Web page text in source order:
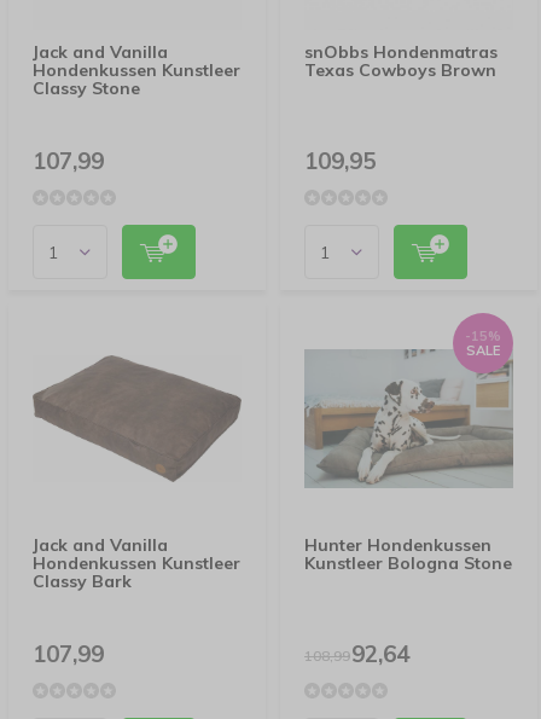
Jack and Vanilla
Hondenkussen Kunstleer
Classy Stone
107,99
snObbs Hondenmatras
Texas Cowboys Brown
109,95
Jack and Vanilla
Hondenkussen Kunstleer
Classy Bark
107,99
Hunter Hondenkussen
Kunstleer Bologna Stone
-15%
SALE
108,9992,64